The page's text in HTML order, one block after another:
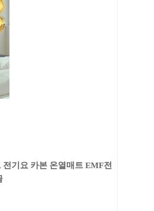
기요 카본 온열매트 EMF전